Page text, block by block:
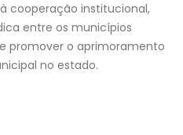
cooperação institucional,
entre os municípios
promover o aprimoramento
no estado.